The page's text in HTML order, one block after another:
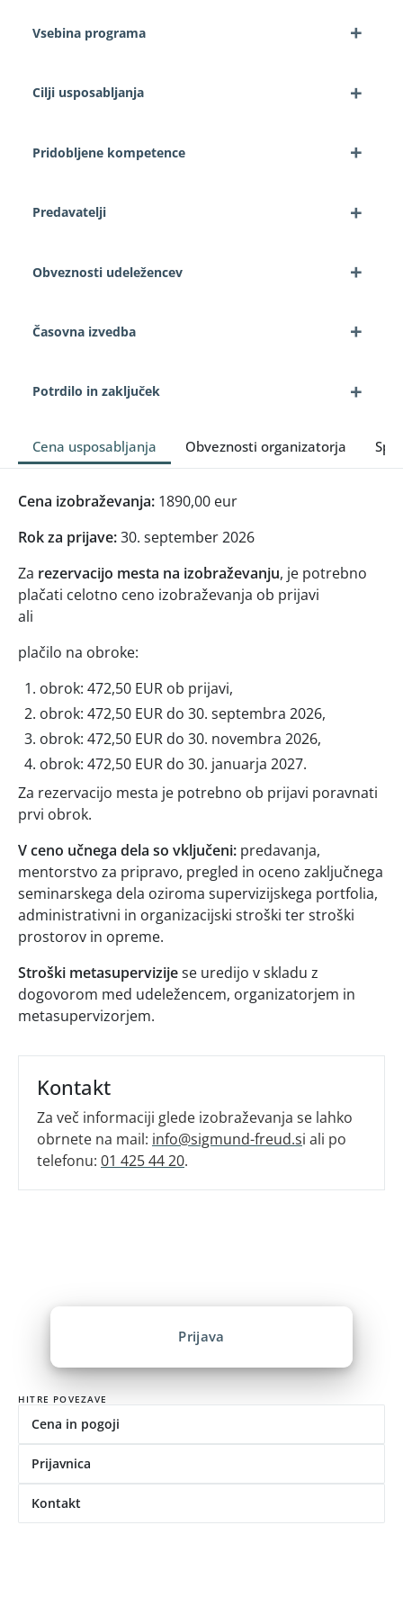
Vsebina programa +
Cilji usposabljanja +
Pridobljene kompetence +
Predavatelji +
Obveznosti udeležencev +
Časovna izvedba +
Potrdilo in zaključek +
Cena usposabljanja Obveznosti organizatorja
Cena izobraževanja: 1890,00 eur
Rok za prijave:30. september 2026
Za rezervacijo mesta na izobraževanju, je potrebno
plačati celotno ceno izobraževanja ob prijavi
ali
plačilo na obroke:
obrok: 472,50 EUR ob prijavi,
obrok: 472,50 EUR do 30. septembra 2026,
obrok: 472,50 EUR do 30. novembra 2026,
obrok: 472,50 EUR do 30. januarja 2027.
Za rezervacijo mesta je potrebno ob prijavi poravnati
prvi obrok.
V ceno učnega dela so vključeni: predavanja,
mentorstvo za pripravo, pregled in oceno zaključnega
seminarskega dela oziroma supervizijskega portfolia,
administrativni in organizacijski stroški ter stroški
prostorov in opreme.
Stroški metasupervizijese uredijo v skladu z
dogovorom med udeležencem, organizatorjem in
metasupervizorjem.
Kontakt
Za več informaciji glede izobraževanja se lahko
obrnete na mail: info@sigmund-freud.si ali po
telefonu: 01 425 44 20.
Prijava
HITRE POVEZAVE
Cena in pogoji
Prijavnica
Kontakt